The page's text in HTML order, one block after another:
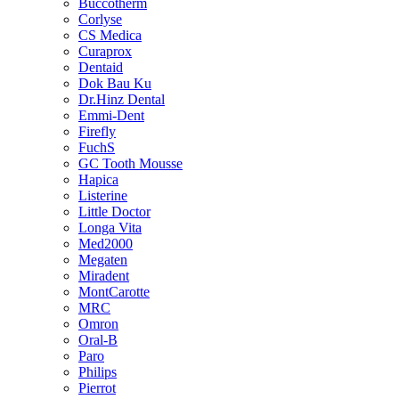
Buccotherm
Corlyse
CS Medica
Curaprox
Dentaid
Dok Bau Ku
Dr.Hinz Dental
Emmi-Dent
Firefly
FuchS
GC Tooth Mousse
Hapica
Listerine
Little Doctor
Longa Vita
Med2000
Megaten
Miradent
MontCarotte
MRC
Omron
Oral-B
Paro
Philips
Pierrot